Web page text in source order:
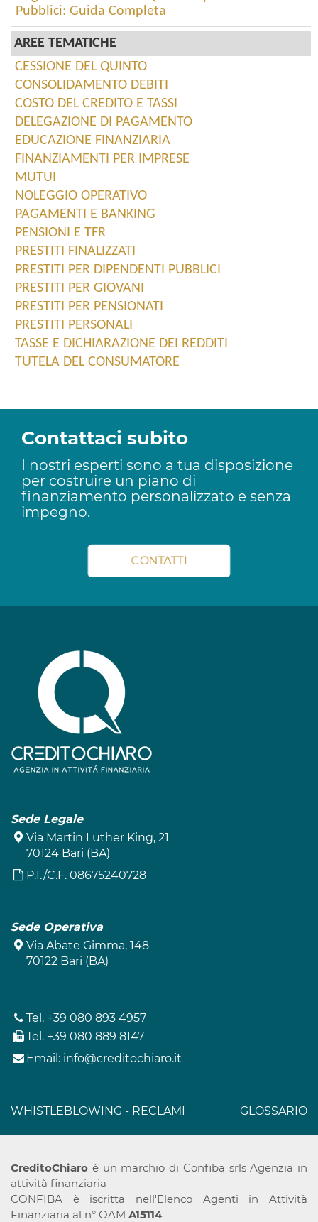
Pubblici: Guida Completa
AREE TEMATICHE
CESSIONE DEL QUINTO
CONSOLIDAMENTO DEBITI
COSTO DEL CREDITO E TASSI
DELEGAZIONE DI PAGAMENTO
EDUCAZIONE FINANZIARIA
FINANZIAMENTI PER IMPRESE
MUTUI
NOLEGGIO OPERATIVO
PAGAMENTI E BANKING
PENSIONI E TFR
PRESTITI FINALIZZATI
PRESTITI PER DIPENDENTI PUBBLICI
PRESTITI PER GIOVANI
PRESTITI PER PENSIONATI
PRESTITI PERSONALI
TASSE E DICHIARAZIONE DEI REDDITI
TUTELA DEL CONSUMATORE
Contattaci subito
I nostri esperti sono a tua disposizione
per costruire un piano di
finanziamento personalizzato e senza
impegno.
CONTATTI
Sede Legale
Via Martin Luther King, 21
70124 Bari (BA)
P.I./C.F. 08675240728
Sede Operativa
Via Abate Gimma, 148
70122 Bari (BA)
Tel. +39 080 893 4957
Tel. +39 080 889 8147
Email: info@creditochiaro.it
WHISTLEBLOWING - RECLAMI GLOSSARIO
CreditoChiaro è un marchio di Confiba srls Agenzia in
attività finanziaria
CONFIBA è iscritta nell'Elenco Agenti in Attività
Finanziaria al n° OAM A15114